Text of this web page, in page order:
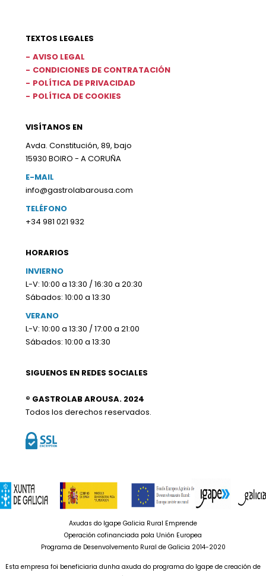
TEXTOS LEGALES
AVISO LEGAL
CONDICIONES DE CONTRATACIÓN
POLÍTICA DE PRIVACIDAD
POLÍTICA DE COOKIES
VISÍTANOS EN
Avda. Constitución, 89, bajo
15930 BOIRO - A CORUÑA
E-MAIL
info@gastrolabarousa.com
TELÉFONO
+34 981 021 932
HORARIOS
INVIERNO
L-V: 10:00 a 13:30 / 16:30 a 20:30
Sábados: 10:00 a 13:30
VERANO
L-V: 10:00 a 13:30 / 17:00 a 21:00
Sábados: 10:00 a 13:30
SIGUENOS EN REDES SOCIALES
® GASTROLAB AROUSA. 2024
Todos los derechos reservados.
Axudas do Igape Galicia Rural Emprende
Operación cofinanciada pola Unión Europea
Programa de Desenvolvemento Rural de Galicia 2014-2020
Esta empresa foi beneficiaria dunha axuda do programa do Igape de creación de